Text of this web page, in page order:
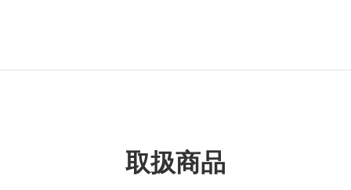
取扱商品